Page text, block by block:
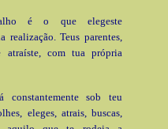
é o que elegeste
realização. Teus parentes,
atraíste, com tua própria
constantemente sob teu
eleges, atrais, buscas,